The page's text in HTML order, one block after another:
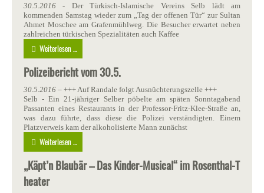
30.5.2016 - Der Türkisch-Islamische Vereins Selb lädt am
kommenden Samstag wieder zum „Tag der offenen Tür“ zur Sultan
Ahmet Moschee am Grafenmühlweg. Die Besucher erwartet neben
zahlreichen türkischen Spezialitäten auch Kaffee
Weiterlesen ...
Polizeibericht vom 30.5.
30.5.2016 – +++ Auf Randale folgt Ausnüchterungszelle +++
Selb - Ein 21-jähriger Selber pöbelte am späten Sonntagabend
Passanten eines Restaurants in der Professor-Fritz-Klee-Straße an,
was dazu führte, dass diese die Polizei verständigten. Einem
Platzverweis kam der alkoholisierte Mann zunächst
Weiterlesen ...
„Käpt’n Blaubär – Das Kinder-Musical“ im Rosenthal-T
heater